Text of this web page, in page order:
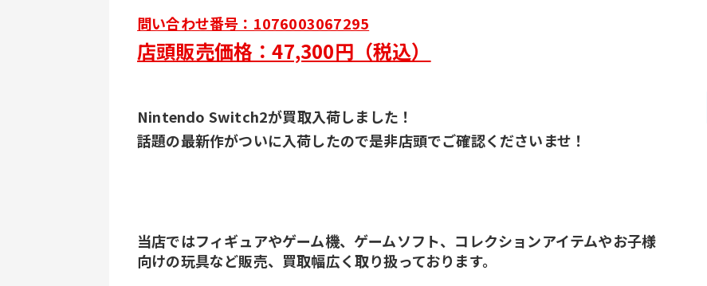
問い合わせ番号：1076003067295
店頭販売価格：47,300円（税込）
Nintendo Switch2が買取入荷しました！
話題の最新作がついに入荷したので是非店頭でご確認くださいませ！
当店ではフィギュアやゲーム機、ゲームソフト、コレクションアイテムやお子様
向けの玩具など販売、買取幅広く取り扱っております。